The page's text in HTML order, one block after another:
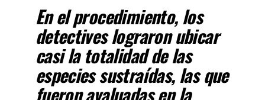
En el procedimiento, los
detectives lograron ubicar
casi la totalidad de las
especies sustraídas, las que
fueron avaluadas en la